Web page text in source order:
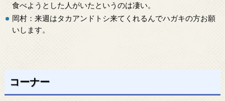
食べようとした人がいたというのは凄い。
岡村：来週はタカアンドトシ来てくれるんでハガキの方お願
いします。
コーナー